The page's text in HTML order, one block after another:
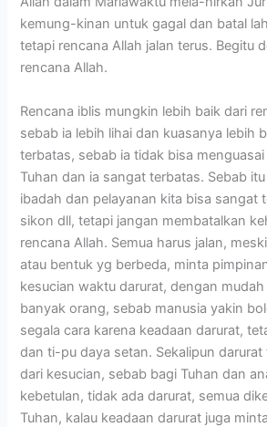
kemung-kinan untuk gagal dan batal
tetapi rencana Allah jalan terus. Begitu
rencana Allah.
Rencana iblis mungkin lebih baik dari
sebab ia lebih lihai dan kuasanya lebih
terbatas, sebab ia tidak bisa
Tuhan dan ia sangat terbatas. Sebab
ibadah dan pelayanan kita bisa sangat
sikon dll, tetapi jangan membatalkan
rencana Allah. Semua harus jalan,
atau bentuk yg berbeda, minta
kesucian waktu darurat, dengan
banyak orang, sebab manusia yakin
segala cara karena keadaan darurat,
dan ti-pu daya setan. Sekalipun
dari kesucian, sebab bagi Tuhan dan
kebetulan, tidak ada darurat, semua
Tuhan, kalau keadaan darurat juga